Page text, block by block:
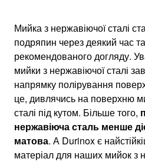
Мийка з нержавіючої сталі
подряпин через деякий час
рекомендованого догляду.
мийки з нержавіючої сталі
напрямку полірування
це, дивлячись на поверхню
сталі під кутом. Більше того,
нержавіюча сталь менше
матова. А Durinox є
матеріал для наших мийок з